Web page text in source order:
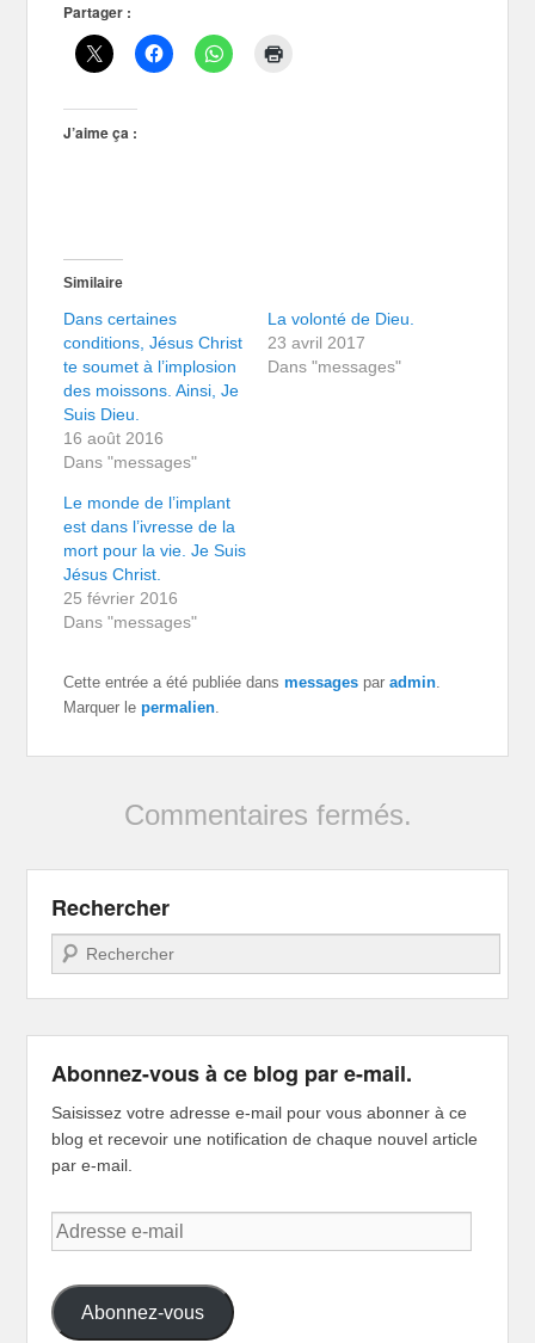
Partager :
J’aime ça :
Similaire
Dans certaines
conditions, Jésus Christ
te soumet à l’implosion
des moissons. Ainsi, Je
Suis Dieu.
16 août 2016
Dans "messages"
La volonté de Dieu.
23 avril 2017
Dans "messages"
Le monde de l’implant
est dans l’ivresse de la
mort pour la vie. Je Suis
Jésus Christ.
25 février 2016
Dans "messages"
Cette entrée a été publiée dansmessages paradmin.
Marquer lepermalien.
Commentaires fermés.
Rechercher
Recherche
Abonnez-vous à ce blog par e-mail.
Saisissez votre adresse e-mail pour vous abonner à ce
blog et recevoir une notification de chaque nouvel article
par e-mail.
Adresse
e-
Abonnez-vous